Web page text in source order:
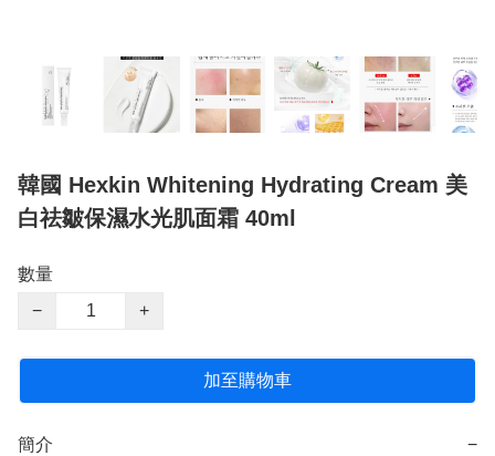
韓國 Hexkin Whitening Hydrating Cream 美
白祛皺保濕水光肌面霜 40ml
數量
−
+
加至購物車
簡介 −